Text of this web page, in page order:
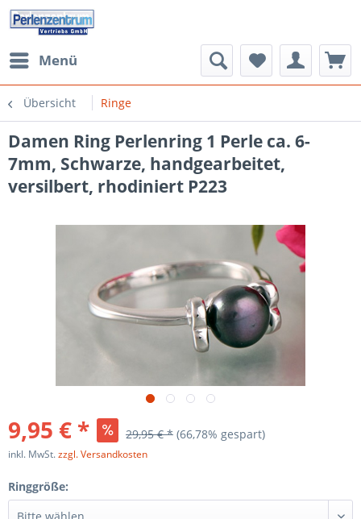
Menü
Übersicht Ringe
Damen Ring Perlenring 1 Perle ca. 6-
7mm, Schwarze, handgearbeitet,
versilbert, rhodiniert P223
9,95 € * 29,95 € * (66,78% gespart)
inkl. MwSt.zzgl. Versandkosten
Ringgröße: